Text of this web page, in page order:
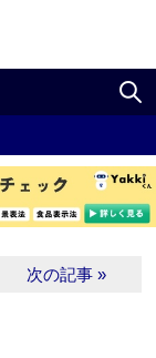
次の記事 »